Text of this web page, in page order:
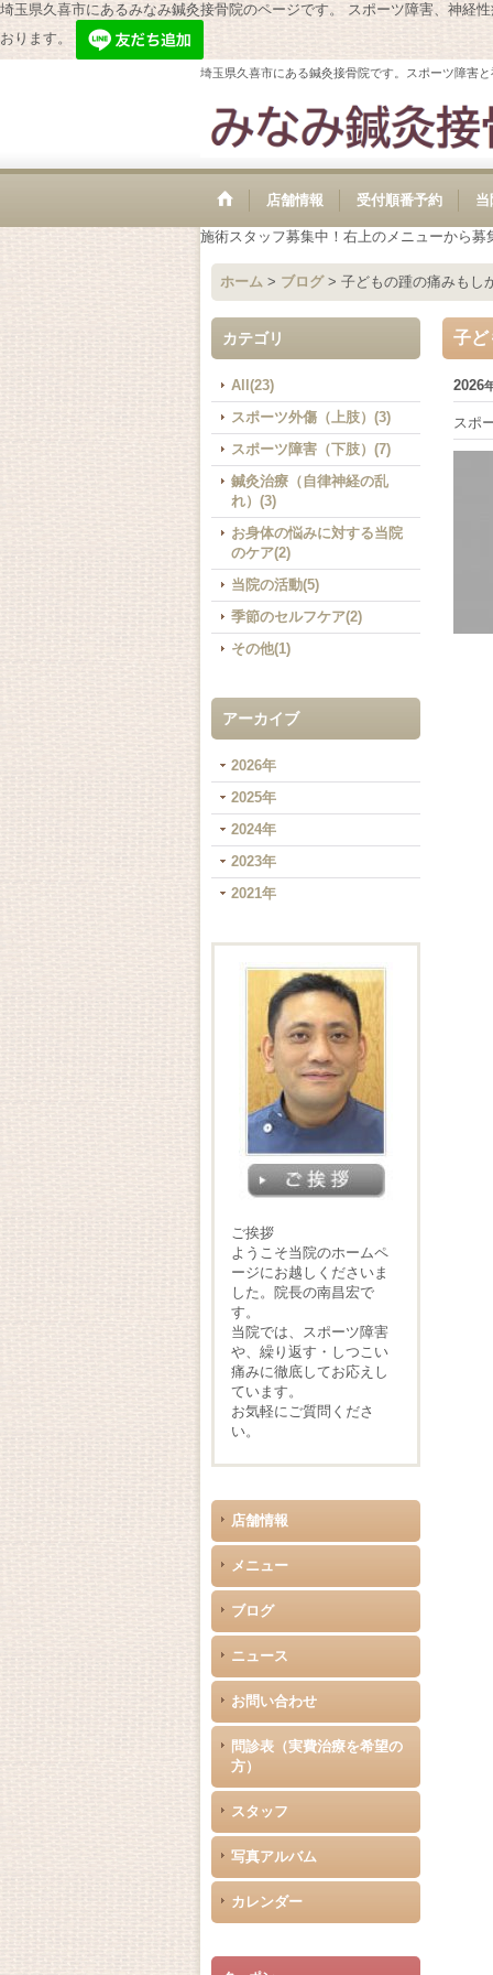
埼玉県久喜市にあるみなみ鍼灸接骨院のページです。 スポーツ障害、神経
おります。
埼玉県久喜市にある鍼灸接骨院です。スポーツ障害
店舗情報 受付順番予約
施術スタッフ募集中！右上のメニューから
ホーム > ブログ > 子どもの踵の痛みもし
カテゴリ
All(23)
スポーツ外傷（上肢）(3)
スポーツ障害（下肢）(7)
鍼灸治療（自律神経の乱
れ）(3)
お身体の悩みに対する当院
のケア(2)
当院の活動(5)
季節のセルフケア(2)
その他(1)
アーカイブ
2026年
2025年
2024年
2023年
2021年
ご挨拶
ようこそ当院のホームペ
ージにお越しくださいま
した。院長の南昌宏で
す。
当院では、スポーツ障害
や、繰り返す・しつこい
痛みに徹底してお応えし
ています。
お気軽にご質問くださ
い。
店舗情報
メニュー
ブログ
ニュース
お問い合わせ
問診表（実費治療を希望の
方）
スタッフ
写真アルバム
カレンダー
子ど
2026
スポ